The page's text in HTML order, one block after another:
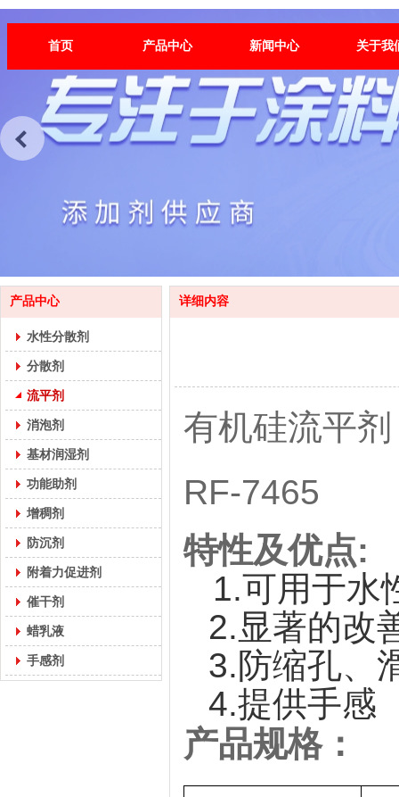
首页 产品中心 新闻中心 关于我
产品中心
水性分散剂
分散剂
流平剂
消泡剂
基材润湿剂
功能助剂
增稠剂
防沉剂
附着力促进剂
催干剂
蜡乳液
手感剂
详细内容
有机硅流平剂
RF-7465
特性及优点:
1.可用于水
2.显著的改
3.防缩孔
4.提供手感
产品规格：